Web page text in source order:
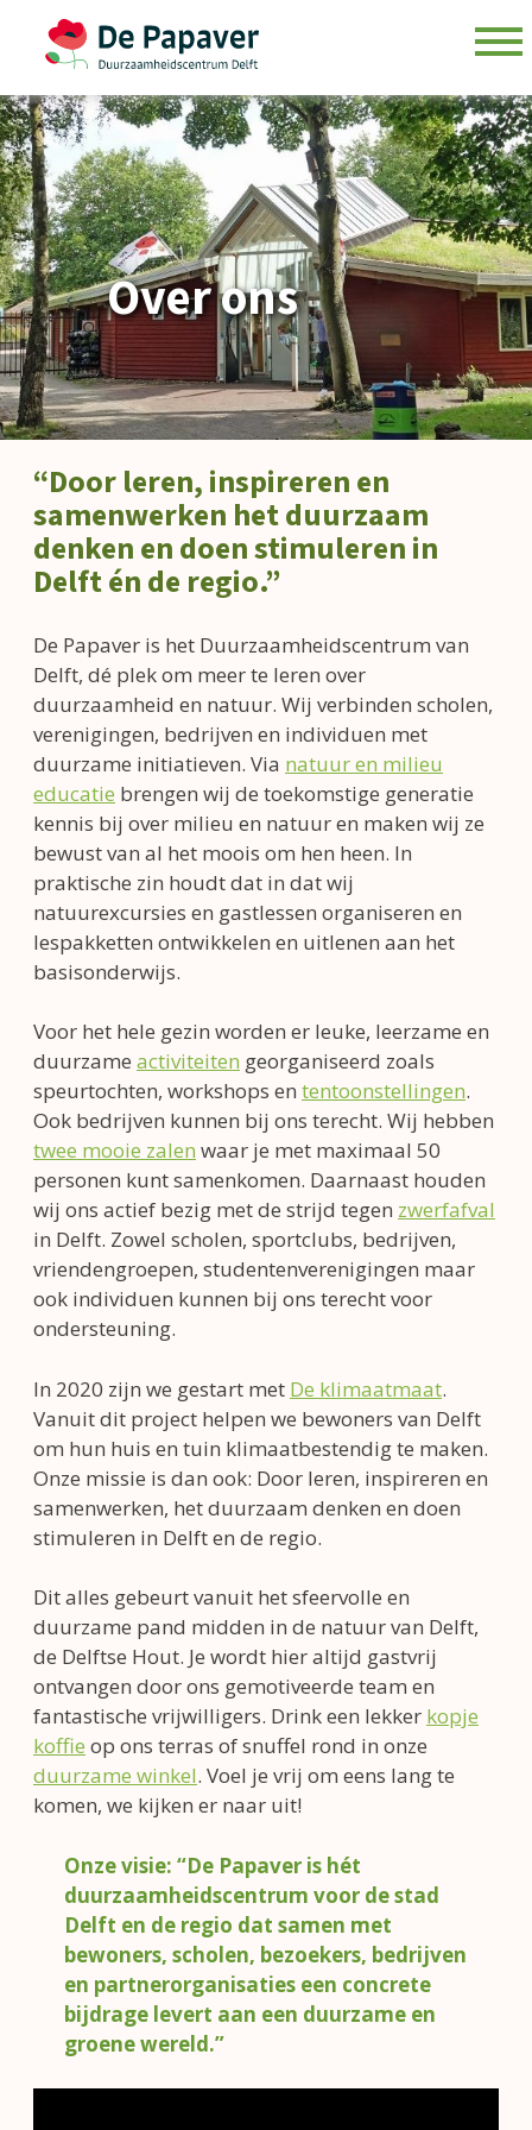
Skip
to
content
Over ons
“Door leren, inspireren en
samenwerken het duurzaam
denken en doen stimuleren in
Delft én de regio.”
De Papaver is het Duurzaamheidscentrum van
Delft, dé plek om meer te leren over
duurzaamheid en natuur. Wij verbinden scholen,
verenigingen, bedrijven en individuen met
duurzame initiatieven. Via natuur en milieu
educatie brengen wij de toekomstige generatie
kennis bij over milieu en natuur en maken wij ze
bewust van al het moois om hen heen. In
praktische zin houdt dat in dat wij
natuurexcursies en gastlessen organiseren en
lespakketten ontwikkelen en uitlenen aan het
basisonderwijs.
Voor het hele gezin worden er leuke, leerzame en
duurzame activiteiten georganiseerd zoals
speurtochten, workshops en tentoonstellingen.
Ook bedrijven kunnen bij ons terecht. Wij hebben
twee mooie zalen waar je met maximaal 50
personen kunt samenkomen. Daarnaast houden
wij ons actief bezig met de strijd tegen zwerfafval
in Delft. Zowel scholen, sportclubs, bedrijven,
vriendengroepen, studentenverenigingen maar
ook individuen kunnen bij ons terecht voor
ondersteuning.
In 2020 zijn we gestart met De klimaatmaat.
Vanuit dit project helpen we bewoners van Delft
om hun huis en tuin klimaatbestendig te maken.
Onze missie is dan ook: Door leren, inspireren en
samenwerken, het duurzaam denken en doen
stimuleren in Delft en de regio.
Dit alles gebeurt vanuit het sfeervolle en
duurzame pand midden in de natuur van Delft,
de Delftse Hout. Je wordt hier altijd gastvrij
ontvangen door ons gemotiveerde team en
fantastische vrijwilligers. Drink een lekker kopje
koffie op ons terras of snuffel rond in onze
duurzame winkel. Voel je vrij om eens lang te
komen, we kijken er naar uit!
Onze visie: “De Papaver is hét
duurzaamheidscentrum voor de stad
Delft en de regio dat samen met
bewoners, scholen, bezoekers, bedrijven
en partnerorganisaties een concrete
bijdrage levert aan een duurzame en
groene wereld.”